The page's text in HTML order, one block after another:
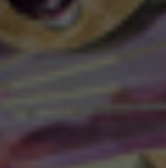
Spielstätten
Spielzeitheft